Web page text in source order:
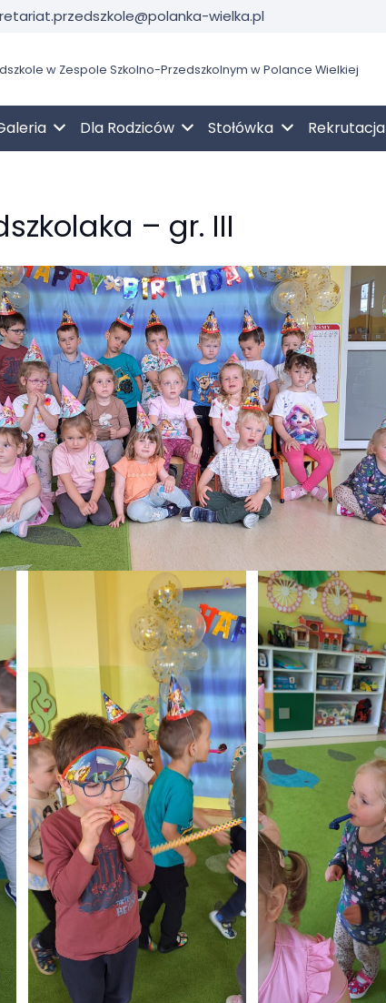
wielka.pl
w Zespole Szkolno-Przedszkolnym w Polance Wielkiej
Dla Rodziców Stołówka Rekrutacja
– gr. III